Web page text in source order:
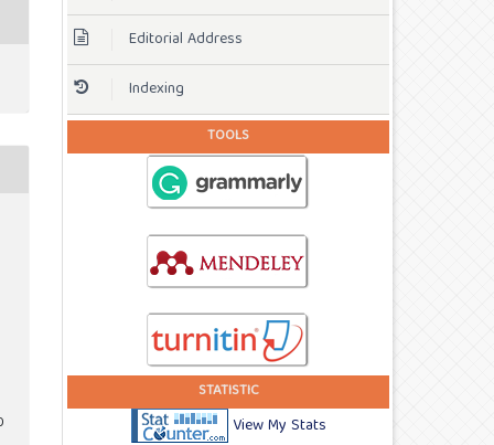
Editorial Address
Indexing
TOOLS
STATISTIC
View My Stats